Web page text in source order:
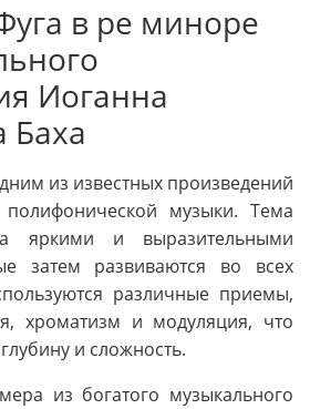
в ре миноре
Иоганна
Баха
из известных произведений
музыки. Тема
яркими и выразительными
затем развиваются во всех
различные приемы,
хроматизм и модуляция, что
и сложность.
из богатого музыкального